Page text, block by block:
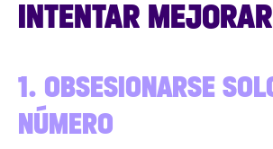
INTENTAR
1. OBSESIONARSE
NÚMERO